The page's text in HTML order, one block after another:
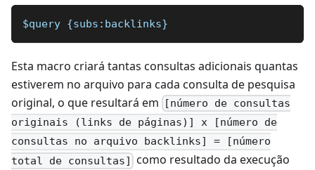
$query {subs:backlinks}
Esta macro criará tantas consultas adicionais quantas
estiverem no arquivo para cada consulta de pesquisa
original, o que resultará em
[número de consultas
originais (links de páginas)] x [número de
consultas no arquivo backlinks] = [número
total de consultas] como resultado da execução